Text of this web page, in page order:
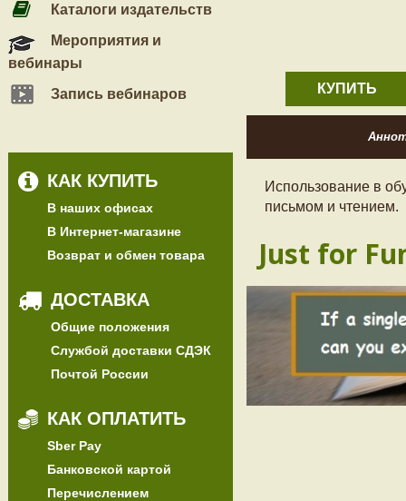
Каталоги издательств
Мероприятия и
вебинары
Запись вебинаров
КАК КУПИТЬ
В наших офисах
В Интернет-магазине
Возврат и обмен товара
ДОСТАВКА
Общие положения
Службой доставки СДЭК
Почтой России
КАК ОПЛАТИТЬ
Sber Pay
Банковской картой
Перечислением
КУПИТЬ
Использование в
письмом и чтением.
Just for